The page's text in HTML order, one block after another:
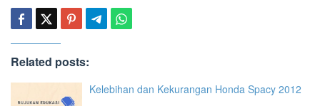
Related posts:
Kelebihan dan Kekurangan Honda Spacy 2012